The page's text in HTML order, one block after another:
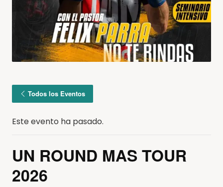
Todos los Eventos
Este evento ha pasado.
UN ROUND MAS TOUR
2026